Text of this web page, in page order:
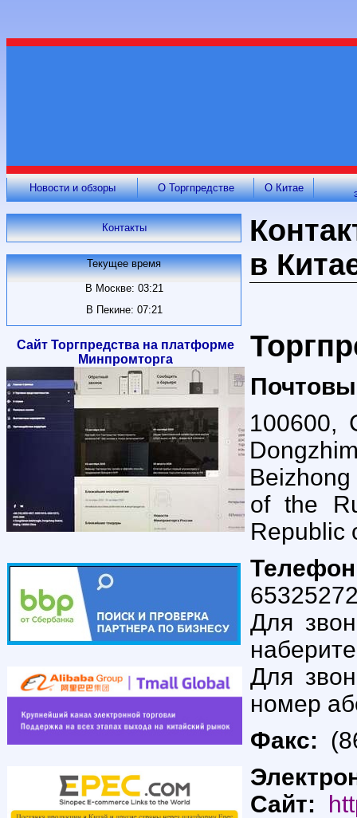
Новости и обзоры О Торгпредстве О Китае
Контакты
Текущее время
В Москве: 03:21
В Пекине: 07:21
Сайт Торгпредства на платформе
Минпромторга
в
100600,
of the
Republic
Для
Для
номер
Факс:
Сайт: